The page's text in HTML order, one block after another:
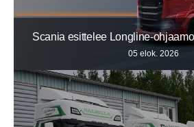
Scania esittelee Longline-
05 elok. 2026